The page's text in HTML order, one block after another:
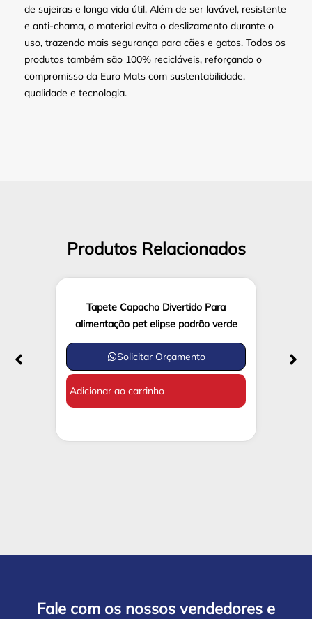
de sujeiras e longa vida útil. Além de ser lavável, resistente
e anti-chama, o material evita o deslizamento durante o
uso, trazendo mais segurança para cães e gatos. Todos os
produtos também são 100% recicláveis, reforçando o
compromisso da Euro Mats com sustentabilidade,
qualidade e tecnologia.
Produtos Relacionados
Tapete Capacho Divertido Para
alimentação pet elipse padrão verde
Solicitar Orçamento
Adicionar ao carrinho
Fale com os nossos vendedores e